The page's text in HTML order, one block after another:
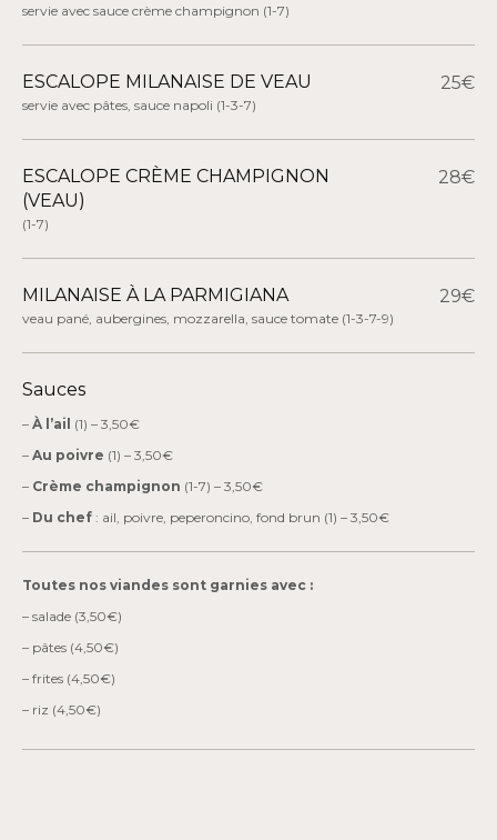
servie avec sauce crème champignon (1-7)
ESCALOPE MILANAISE DE VEAU 25€
servie avec pâtes, sauce napoli (1-3-7)
ESCALOPE CRÈME CHAMPIGNON
(VEAU)
28€
(1-7)
MILANAISE À LA PARMIGIANA 29€
veau pané, aubergines, mozzarella, sauce tomate (1-3-7-9)
Sauces
– À l’ail (1) – 3,50€
– Au poivre (1) – 3,50€
– Crème champignon (1-7) – 3,50€
– Du chef : ail, poivre, peperoncino, fond brun (1) – 3,50€
Toutes nos viandes sont garnies avec :
– salade (3,50€)
– pâtes (4,50€)
– frites (4,50€)
– riz (4,50€)